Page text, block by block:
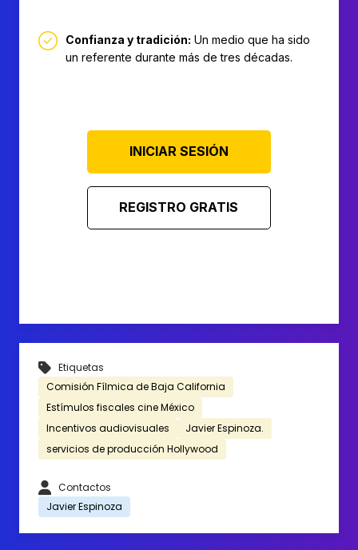
Confianza y tradición: Un medio que ha sido
un referente durante más de tres décadas.
INICIAR SESIÓN
REGISTRO GRATIS
Etiquetas
Comisión Fílmica de Baja California
Estímulos fiscales cine México
Incentivos audiovisuales
Javier Espinoza.
servicios de producción Hollywood
Contactos
Javier Espinoza